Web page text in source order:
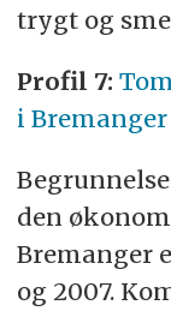
trygt og
Profil 7:
i Bremanger
den
Bremanger
og 2007.